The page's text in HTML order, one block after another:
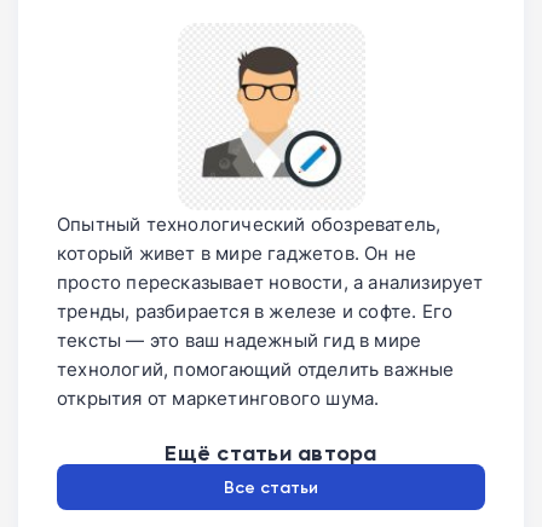
Опытный технологический обозреватель,
который живет в мире гаджетов. Он не
просто пересказывает новости, а анализирует
тренды, разбирается в железе и софте. Его
тексты — это ваш надежный гид в мире
технологий, помогающий отделить важные
открытия от маркетингового шума.
Ещё статьи автора
Все статьи